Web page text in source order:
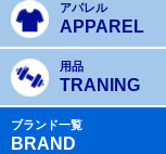
アパレル
APPAREL
用品
TRANING
ブランド一覧
BRAND